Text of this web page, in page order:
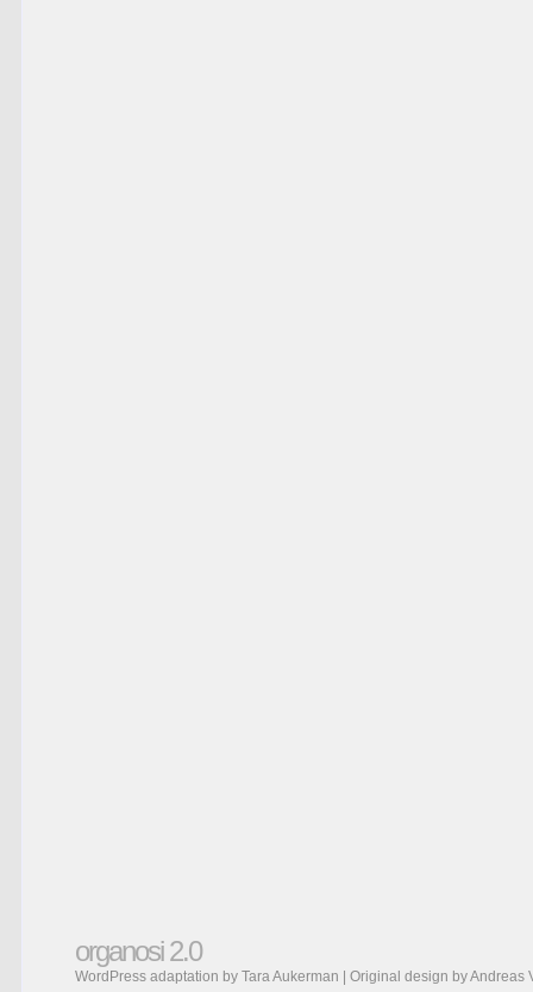
organosi 2.0
WordPress adaptation by Tara Aukerman | Original design byAndreas